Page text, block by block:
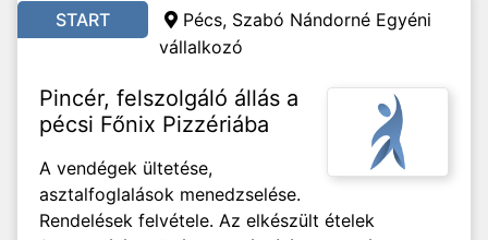
START
Pécs, Szabó Nándorné Egyéni
vállalkozó
Pincér, felszolgáló állás a
pécsi Főnix Pizzériába
A vendégek ültetése,
asztalfoglalások menedzselése.
Rendelések felvétele. Az elkészült ételek